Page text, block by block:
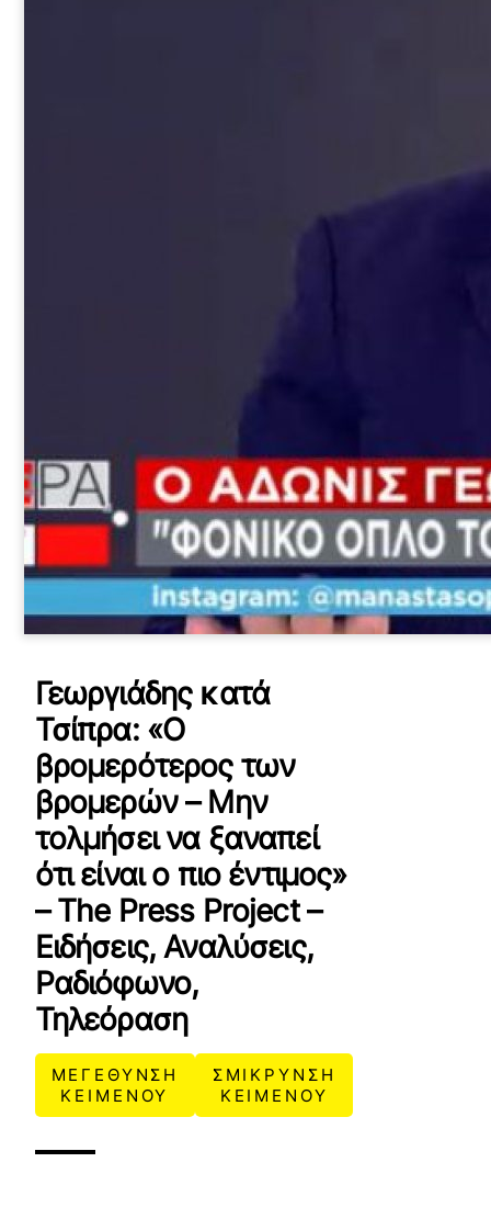
Γεωργιάδης κατά
Τσίπρα: «Ο
βρομερότερος των
βρομερών – Μην
τολμήσει να ξαναπεί
ότι είναι ο πιο έντιμος»
– The Press Project –
Ειδήσεις, Αναλύσεις,
Ραδιόφωνο,
Τηλεόραση
ΜΕΓΕΘΥΝΣΗ
ΚΕΙΜΕΝΟΥ
ΣΜΙΚΡΥΝΣΗ
ΚΕΙΜΕΝΟΥ